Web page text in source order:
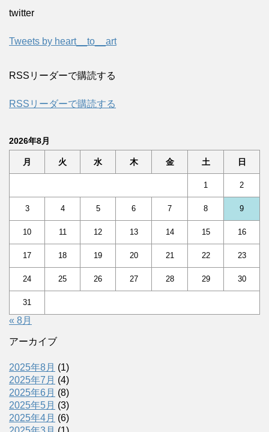
twitter
Tweets by heart__to__art
RSSリーダーで購読する
RSSリーダーで購読する
2026年8月
月 火 水 木 金 土 日
1 2
3 4 5 6 7 8 9
10 11 12 13 14 15 16
17 18 19 20 21 22 23
24 25 26 27 28 29 30
31
« 8月
アーカイブ
2025年8月 (1)
2025年7月 (4)
2025年6月 (8)
2025年5月 (3)
2025年4月 (6)